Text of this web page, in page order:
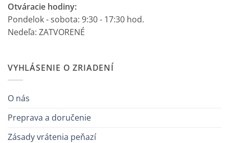
Otváracie hodiny:
Pondelok - sobota: 9:30 - 17:30 hod.
Nedeľa: ZATVORENÉ
VYHLÁSENIE O ZRIADENÍ
O nás
Preprava a doručenie
Zásady vrátenia peňazí